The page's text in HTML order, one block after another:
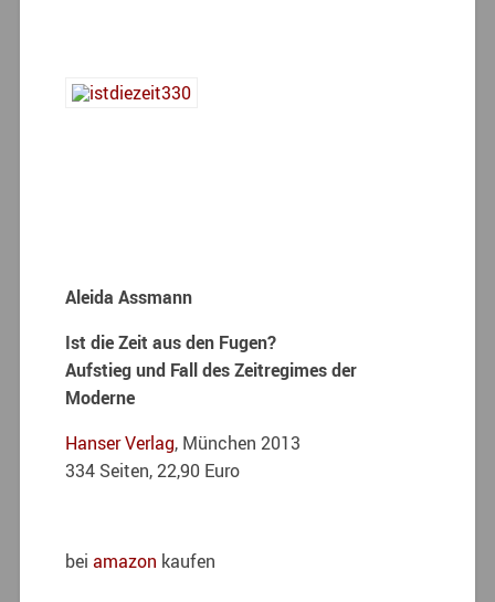
Aleida Assmann
Ist die Zeit aus den Fugen?
Aufstieg und Fall des Zeitregimes der
Moderne
Hanser Verlag, München 2013
334 Seiten, 22,90 Euro
beiamazon kaufen